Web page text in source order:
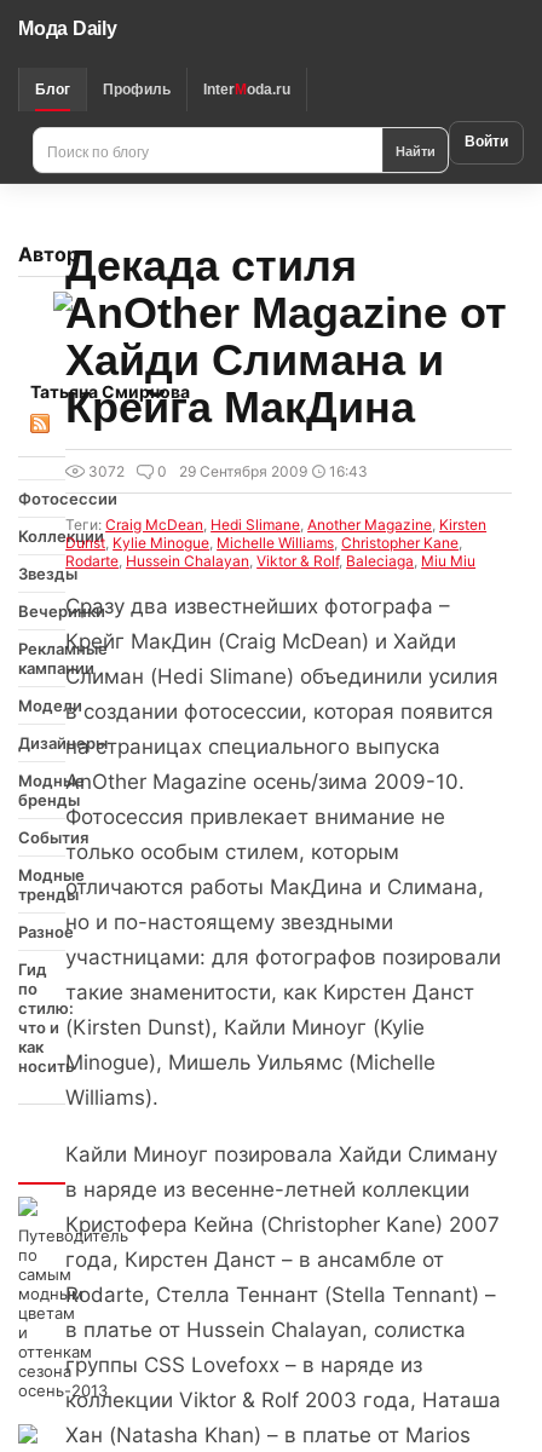
Мода Daily
Блог Профиль InterModa.ru
Найти Войти
Автор
Татьяна Смирнова
Фотосессии
Коллекции
Звезды
Вечеринки
Рекламные
кампании
Модели
Дизайнеры
Модные
бренды
События
Модные
тренды
Разное
Гид
по
стилю:
что и
как
носить
Интересно
Путеводитель
по
самым
модным
цветам
и
оттенкам
сезона
осень-2013
Декада стиля
AnOther Magazine от
Хайди Слимана и
Крейга МакДина
3072 0 29 Сентября 2009 16:43
Теги:Craig McDean, Hedi Slimane,Another Magazine, Kirsten
Dunst, Kylie Minogue, Michelle Williams,Christopher Kane,
Rodarte, Hussein Chalayan,Viktor & Rolf, Baleciaga, Miu Miu
Сразу два известнейших фотографа –
Крейг МакДин (Craig McDean) и Хайди
Слиман (Hedi Slimane) объединили усилия
в создании фотосессии, которая появится
на страницах специального выпуска
AnOther Magazine осень/зима 2009-10.
Фотосессия привлекает внимание не
только особым стилем, которым
отличаются работы МакДина и Слимана,
но и по-настоящему звездными
участницами: для фотографов позировали
такие знаменитости, как Кирстен Данст
(Kirsten Dunst), Кайли Миноуг (Kylie
Minogue), Мишель Уильямс (Michelle
Williams).
Кайли Миноуг позировала Хайди Слиману
в наряде из весенне-летней коллекции
Кристофера Кейна (Christopher Kane) 2007
года, Кирстен Данст – в ансамбле от
Rodarte, Стелла Теннант (Stella Tennant) –
в платье от Hussein Chalayan, солистка
группы CSS Lovefoxx – в наряде из
коллекции Viktor & Rolf 2003 года, Наташа
Хан (Natasha Khan) – в платье от Marios